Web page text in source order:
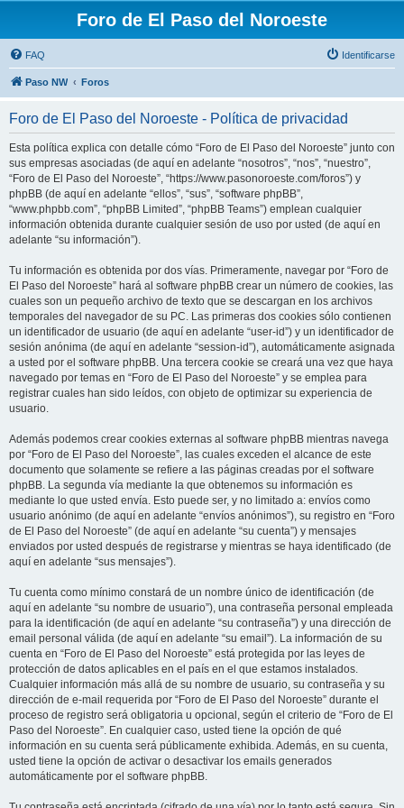
Foro de El Paso del Noroeste
FAQ Identificarse
Paso NW Foros
Foro de El Paso del Noroeste - Política de privacidad
Esta política explica con detalle cómo “Foro de El Paso del Noroeste” junto con
sus empresas asociadas (de aquí en adelante “nosotros”, “nos”, “nuestro”,
“Foro de El Paso del Noroeste”, “https://www.pasonoroeste.com/foros”) y
phpBB (de aquí en adelante “ellos”, “sus”, “software phpBB”,
“www.phpbb.com”, “phpBB Limited”, “phpBB Teams”) emplean cualquier
información obtenida durante cualquier sesión de uso por usted (de aquí en
adelante “su información”).
Tu información es obtenida por dos vías. Primeramente, navegar por “Foro de
El Paso del Noroeste” hará al software phpBB crear un número de cookies, las
cuales son un pequeño archivo de texto que se descargan en los archivos
temporales del navegador de su PC. Las primeras dos cookies sólo contienen
un identificador de usuario (de aquí en adelante “user-id”) y un identificador de
sesión anónima (de aquí en adelante “session-id”), automáticamente asignada
a usted por el software phpBB. Una tercera cookie se creará una vez que haya
navegado por temas en “Foro de El Paso del Noroeste” y se emplea para
registrar cuales han sido leídos, con objeto de optimizar su experiencia de
usuario.
Además podemos crear cookies externas al software phpBB mientras navega
por “Foro de El Paso del Noroeste”, las cuales exceden el alcance de este
documento que solamente se refiere a las páginas creadas por el software
phpBB. La segunda vía mediante la que obtenemos su información es
mediante lo que usted envía. Esto puede ser, y no limitado a: envíos como
usuario anónimo (de aquí en adelante “envíos anónimos”), su registro en “Foro
de El Paso del Noroeste” (de aquí en adelante “su cuenta”) y mensajes
enviados por usted después de registrarse y mientras se haya identificado (de
aquí en adelante “sus mensajes”).
Tu cuenta como mínimo constará de un nombre único de identificación (de
aquí en adelante “su nombre de usuario”), una contraseña personal empleada
para la identificación (de aquí en adelante “su contraseña”) y una dirección de
email personal válida (de aquí en adelante “su email”). La información de su
cuenta en “Foro de El Paso del Noroeste” está protegida por las leyes de
protección de datos aplicables en el país en el que estamos instalados.
Cualquier información más allá de su nombre de usuario, su contraseña y su
dirección de e-mail requerida por “Foro de El Paso del Noroeste” durante el
proceso de registro será obligatoria u opcional, según el criterio de “Foro de El
Paso del Noroeste”. En cualquier caso, usted tiene la opción de qué
información en su cuenta será públicamente exhibida. Además, en su cuenta,
usted tiene la opción de activar o desactivar los emails generados
automáticamente por el software phpBB.